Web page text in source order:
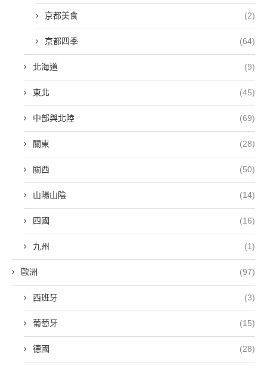
京都美食 (2)
京都四季 (64)
北海道 (9)
東北 (45)
中部與北陸 (69)
關東 (28)
關西 (50)
山陽山陰 (14)
四國 (16)
九州 (1)
歐洲 (97)
西班牙 (3)
葡萄牙 (15)
德國 (28)